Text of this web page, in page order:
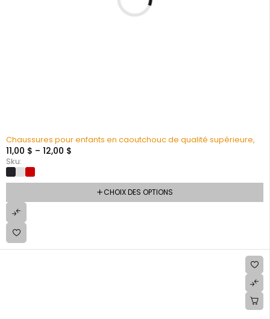
Chaussures pour enfants en caoutchouc de qualité supérieure,
11,00 $ – 12,00 $
Sku:
CHOIX DES OPTIONS